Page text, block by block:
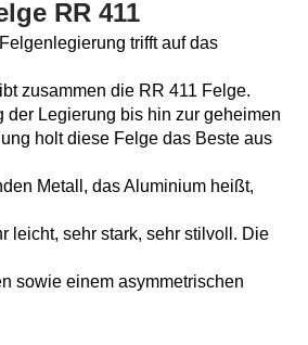
RR 411
trifft auf das
zusammen die RR 411 Felge.
der Legierung bis hin zur geheimen
holt diese Felge das Beste aus
Metall, das Aluminium heißt,
leicht, sehr stark, sehr stilvoll. Die
sowie einem asymmetrischen